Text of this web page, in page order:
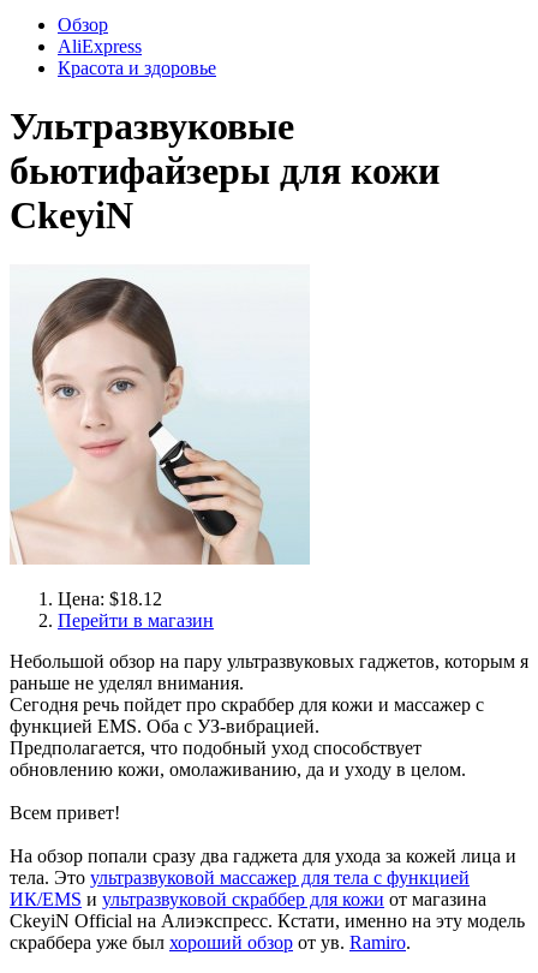
Обзор
AliExpress
Красота и здоровье
Ультразвуковые
бьютифайзеры для кожи
CkeyiN
Цена: $18.12
Перейти в магазин
Небольшой обзор на пару ультразвуковых гаджетов, которым я
раньше не уделял внимания.
Сегодня речь пойдет про скраббер для кожи и массажер с
функцией EMS. Оба с УЗ-вибрацией.
Предполагается, что подобный уход способствует
обновлению кожи, омолаживанию, да и уходу в целом.
Всем привет!
На обзор попали сразу два гаджета для ухода за кожей лица и
тела. Это ультразвуковой массажер для тела с функцией
ИК/EMS и ультразвуковой скраббер для кожи от магазина
CkeyiN Official на Алиэкспресс. Кстати, именно на эту модель
скраббера уже был хороший обзор от ув. Ramiro.